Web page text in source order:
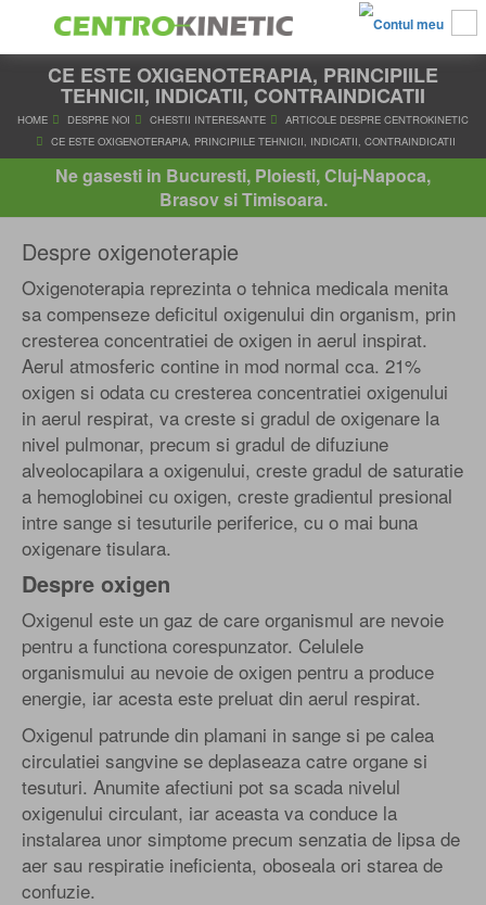
CE ESTE OXIGENOTERAPIA, PRINCIPIILE
TEHNICII, INDICATII, CONTRAINDICATII
HOME DESPRE NOI CHESTII INTERESANTE
ARTICOLE DESPRE
CE ESTE OXIGENOTERAPIA, PRINCIPIILE TEHNICII, INDICATII,
Ne gasesti in Bucuresti, Ploiesti, Cluj-Napoca,
Brasov si Timisoara.
Despre oxigenoterapie
Oxigenoterapia reprezinta o tehnica medicala menita
sa compenseze deficitul oxigenului din organism, prin
cresterea concentratiei de oxigen in aerul inspirat.
Aerul atmosferic contine in mod normal cca. 21%
oxigen si odata cu cresterea concentratiei oxigenului
in aerul respirat, va creste si gradul de oxigenare la
nivel pulmonar, precum si gradul de difuziune
alveolocapilara a oxigenului, creste gradul de saturatie
a hemoglobinei cu oxigen, creste gradientul presional
intre sange si tesuturile periferice, cu o mai buna
oxigenare tisulara.
Despre oxigen
Oxigenul este un gaz de care organismul are nevoie
pentru a functiona corespunzator. Celulele
organismului au nevoie de oxigen pentru a produce
energie, iar acesta este preluat din aerul respirat.
Oxigenul patrunde din plamani in sange si pe calea
circulatiei sangvine se deplaseaza catre organe si
tesuturi. Anumite afectiuni pot sa scada nivelul
oxigenului circulant, iar aceasta va conduce la
instalarea unor simptome precum senzatia de lipsa de
aer sau respiratie ineficienta, oboseala ori starea de
confuzie.